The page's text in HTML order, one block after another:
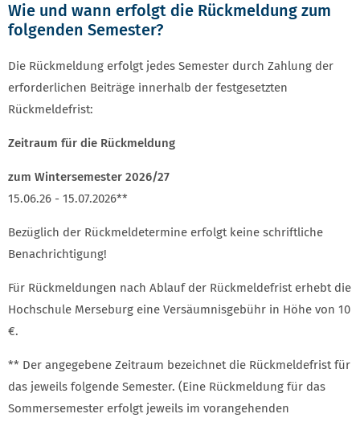
Wie und wann erfolgt die Rückmeldung zum
folgenden Semester?
Die Rückmeldung erfolgt jedes Semester durch Zahlung der
erforderlichen Beiträge innerhalb der festgesetzten
Rückmeldefrist:
Zeitraum für die Rückmeldung
zum Wintersemester 2026/27
15.06.26 - 15.07.2026**
Bezüglich der Rückmeldetermine erfolgt keine schriftliche
Benachrichtigung!
Für Rückmeldungen nach Ablauf der Rückmeldefrist erhebt die
Hochschule Merseburg eine Versäumnisgebühr in Höhe von 10
€.
** Der angegebene Zeitraum bezeichnet die Rückmeldefrist für
das jeweils folgende Semester. (Eine Rückmeldung für das
Sommersemester erfolgt jeweils im vorangehenden